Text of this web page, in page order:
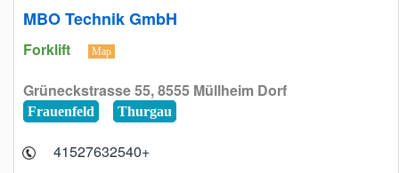
MBO Technik GmbH
Forklift Map
Grüneckstrasse 55, 8555 Müllheim Dorf
Frauenfeld Thurgau
+41527632540